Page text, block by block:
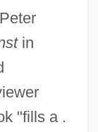
in
"fills a .